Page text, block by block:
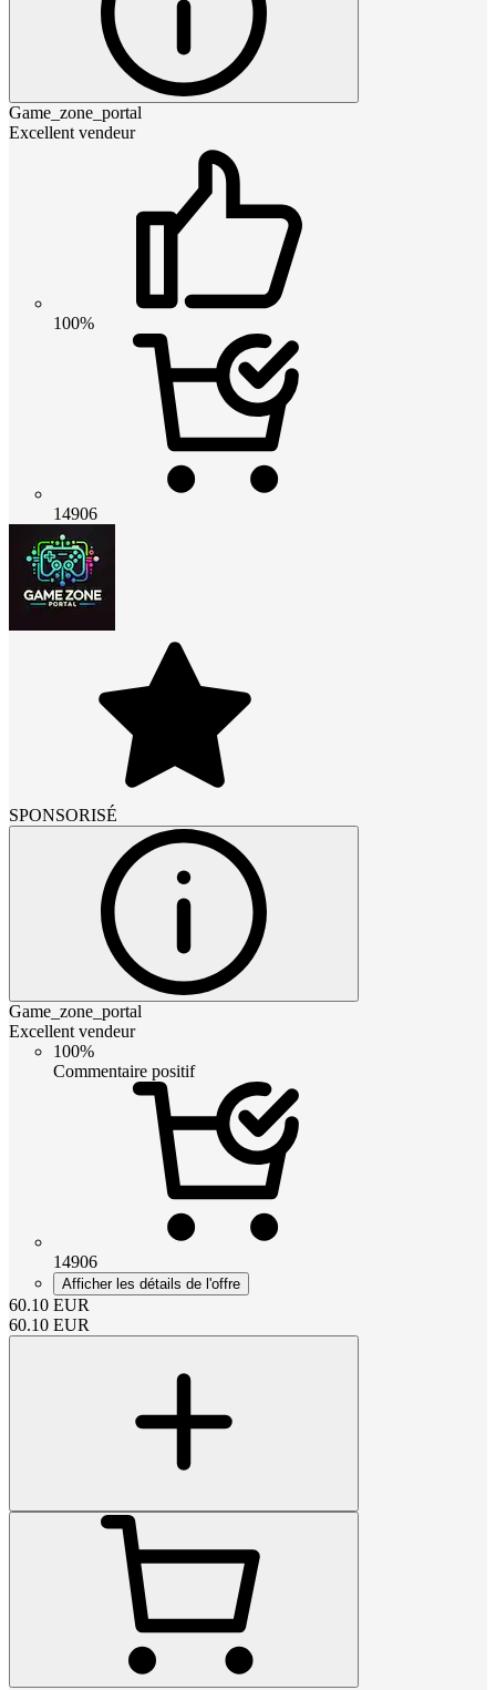
Game_zone_portal
Excellent vendeur
100%
14906
SPONSORISÉ
Game_zone_portal
Excellent vendeur
100%
Commentaire positif
14906
Afficher les détails de l'offre
60.10 EUR
60.10 EUR